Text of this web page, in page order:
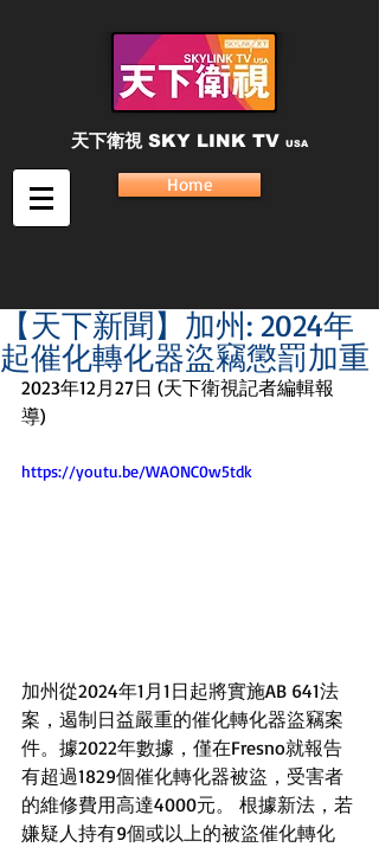
天下衛視 SKY LINK TV USA
Home
【天下新聞】加州: 2024年
起催化轉化器盜竊懲罰加重
2023年12月27日 (天下衛視記者編輯報
導)
https://youtu.be/WAONC0w5tdk
加州從2024年1月1日起將實施AB 641法
案，遏制日益嚴重的催化轉化器盜竊案
件。據2022年數據，僅在Fresno就報告
有超過1829個催化轉化器被盜，受害者
的維修費用高達4000元。 根據新法，若
嫌疑人持有9個或以上的被盜催化轉化